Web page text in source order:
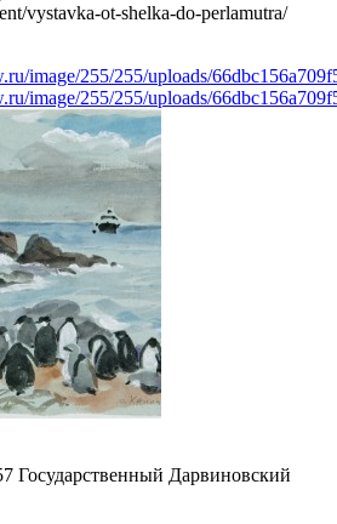
vystavka-ot-shelka-do-perlamutra/
image/255/255/uploads/
image/255/255/uploads/
Государственный Дарвиновский